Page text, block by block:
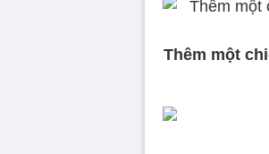
Thêm một